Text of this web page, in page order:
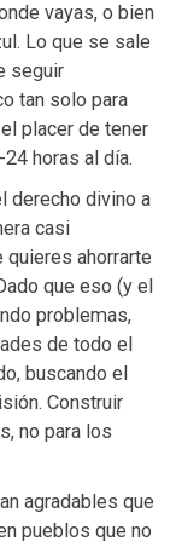
vayas, o bien
Lo que se sale
seguir
tan solo para
placer de tener
horas al día.
derecho divino a
casi
quieres ahorrarte
que eso (y el
problemas,
de todo el
buscando el
Construir
no para los
agradables que
pueblos que no